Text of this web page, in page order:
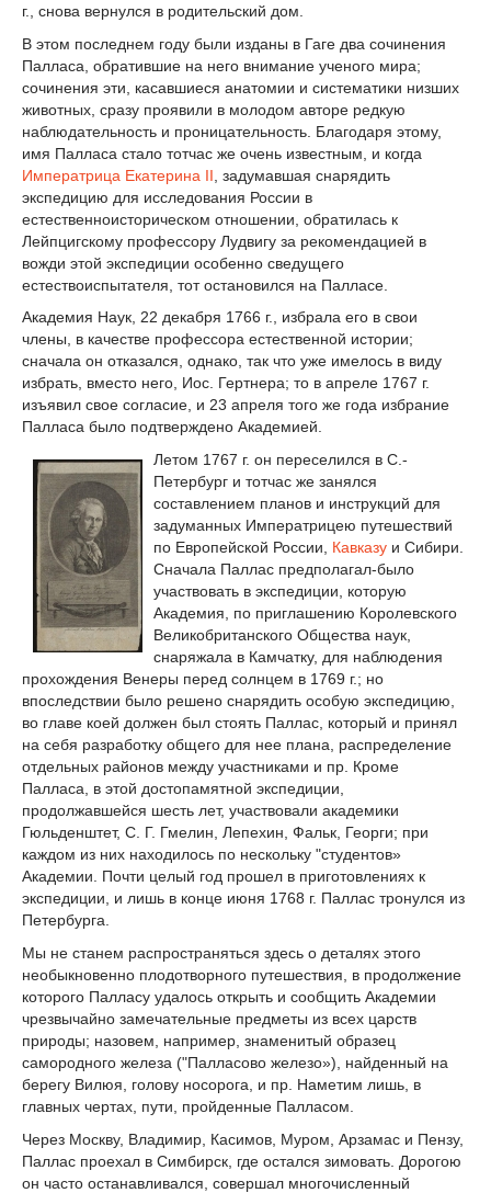
г., снова вернулся в родительский дом.
В этом последнем году были изданы в Гаге два сочинения
Палласа, обратившие на него внимание ученого мира;
сочинения эти, касавшиеся анатомии и систематики низших
животных, сразу проявили в молодом авторе редкую
наблюдательность и проницательность. Благодаря этому,
имя Палласа стало тотчас же очень известным, и когда
Императрица Екатерина II , задумавшая снарядить
экспедицию для исследования России в
естественноисторическом отношении, обратилась к
Лейпцигскому профессору Лудвигу за рекомендацией в
вожди этой экспедиции особенно сведущего
естествоиспытателя, тот остановился на Палласе.
Академия Наук, 22 декабря 1766 г., избрала его в свои
члены, в качестве профессора естественной истории;
сначала он отказался, однако, так что уже имелось в виду
избрать, вместо него, Иос. Гертнера; то в апреле 1767 г.
изъявил свое согласие, и 23 апреля того же года избрание
Палласа было подтверждено Академией.
Летом 1767 г. он переселился в С.-
Петербург и тотчас же занялся
составлением планов и инструкций для
задуманных Императрицею путешествий
по Европейской России, Кавказу и Сибири.
Сначала Паллас предполагал-было
участвовать в экспедиции, которую
Академия, по приглашению Королевского
Великобританского Общества наук,
снаряжала в Камчатку, для наблюдения
прохождения Венеры перед солнцем в 1769 г.; но
впоследствии было решено снарядить особую экспедицию,
во главе коей должен был стоять Паллас, который и принял
на себя разработку общего для нее плана, распределение
отдельных районов между участниками и пр. Кроме
Палласа, в этой достопамятной экспедиции,
продолжавшейся шесть лет, участвовали академики
Гюльденштет, С. Г. Гмелин, Лепехин, Фальк, Георги; при
каждом из них находилось по нескольку "студентов»
Академии. Почти целый год прошел в приготовлениях к
экспедиции, и лишь в конце июня 1768 г. Паллас тронулся из
Петербурга.
Мы не станем распространяться здесь о деталях этого
необыкновенно плодотворного путешествия, в продолжение
которого Палласу удалось открыть и сообщить Академии
чрезвычайно замечательные предметы из всех царств
природы; назовем, например, знаменитый образец
самородного железа ("Палласово железо»), найденный на
берегу Вилюя, голову носорога, и пр. Наметим лишь, в
главных чертах, пути, пройденные Палласом.
Через Москву, Владимир, Касимов, Муром, Арзамас и Пензу,
Паллас проехал в Симбирск, где остался зимовать. Дорогою
он часто останавливался, совершал многочисленный